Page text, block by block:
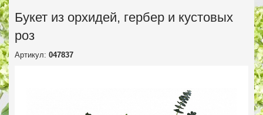
Букет из орхидей, гербер и кустовых
роз
Артикул: 047837